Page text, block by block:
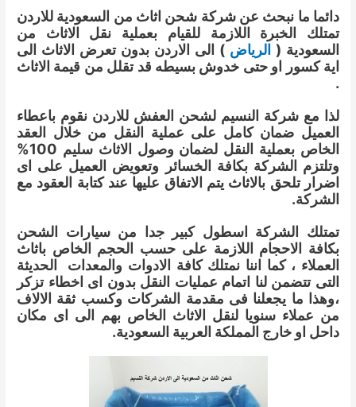
دائما ما نبحث عن شركة شحن اثاث من السعودية للاردن
تمتلك الخبرة اللازمة للقيام بعملية نقل الاثاث من
السعودية ( الرياض ) الى الاردن بدون تعرض الاثاث الى
اية كسور او حتى خدوش بسيطه قد تقلل من قيمة الاثاث
.
لذا مع شركة النسيم لشحن العفش للاردن نقوم باعطاء
العميل ضمان كامل على عملية النقل من خلال العقد
الخاص بعملية النقل لضمان وصول الاثاث سليم 100%
وتلتزم الشركة بكافة الخسائر وتعويض العميل على اى
اضرار تلحق بالاثاث يتم الاتفاق عليها عند كتابة العقود مع
الشركة.
تمتلك الشركة اسطول كبير جدا من سيارات الشحن
بكافة الاحجام اللازمة على حسب الحجم الخاص باثاث
العملاء ، كما اننا نمتلك كافة الادوات والمعدات الحديثة
التى تتضمن لنا اتمام عمليات النقل بدون اى اخطاء تزكر
،وهذا ما يجعلنا فى مقدمة الشركات وكسب ثقة الالاف
من عملاء سنويا لنقل الاثاث الخاص بهم الى اى مكان
داحل او خارج المملكة العربية السعودية.